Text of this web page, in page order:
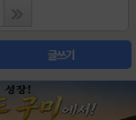
글쓰기